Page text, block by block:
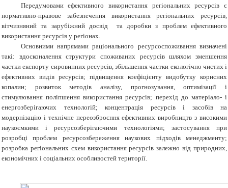
Передумовами ефективного використання регіональних ресурсів є
нормативно-правове забезпечення використання регіональних ресурсів,
вітчизняний та зарубіжний досвід та доробки з проблем ефективного
використання ресурсів у регіонах.
Основними напрямами раціонального ресурсоспоживання визначені
такі: вдосконалення структури споживаних ресурсів шляхом зменшення
частки експорту сировинних ресурсів, збільшення частки екологічно чистих і
ефективних видів ресурсів; підвищення коефіцієнту видобутку корисних
копалин; розвиток методів аналізу, прогнозування, оптимізації і
стимулювання поліпшення використання ресурсів; перехід до матеріало- і
енергозберігаючих технологій; концентрація ресурсів і засобів на
модернізацію і технічне переозброєння ефективних виробництв з високими
наукоємкими і ресурсозберігаючими технологіями; застосування при
розробці проблем ресурсозбереження наукових підходів менеджменту;
розробка регіональних схем використання ресурсів залежно від природних,
економічних і соціальних особливостей території.